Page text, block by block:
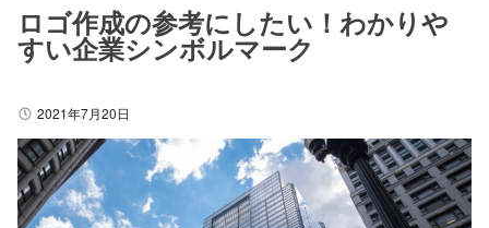
ロゴ作成の参考にしたい！わかりや
すい企業シンボルマーク
2021年7月20日